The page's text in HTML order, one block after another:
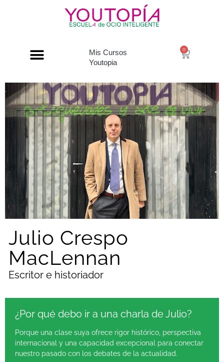
Mis Cursos
Youtopia
0
Julio Crespo
MacLennan
Escritor e historiador
¿Por qué debo ir a una charla de Julio?
Porque una clase suya ofrece rigor histórico, perspectiva
internacional y una capacidad excepcional para conectar
nuestro pasado con los debates de la actualidad.